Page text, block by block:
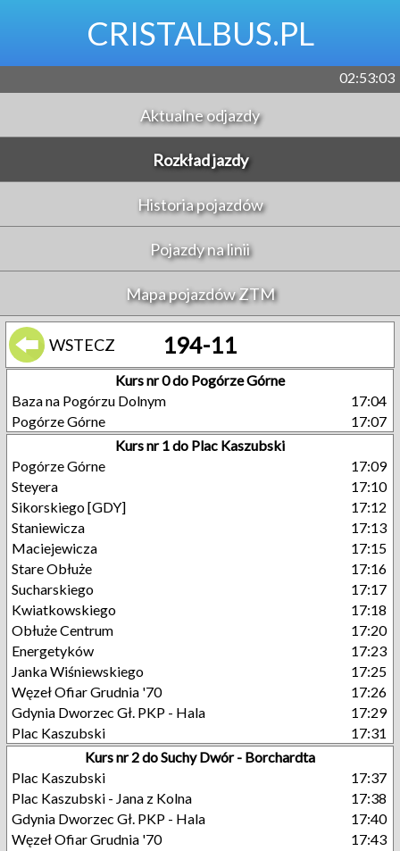
CRISTALBUS.PL
02:53:03
Aktualne odjazdy
Rozkład jazdy
Historia pojazdów
Pojazdy na linii
Mapa pojazdów ZTM
WSTECZ 194-11
Kurs nr 0 do Pogórze Górne
Baza na Pogórzu Dolnym
17:04
Pogórze Górne
17:07
Kurs nr 1 do Plac Kaszubski
Pogórze Górne
17:09
Steyera
17:10
Sikorskiego [GDY]
17:12
Staniewicza
17:13
Maciejewicza
17:15
Stare Obłuże
17:16
Sucharskiego
17:17
Kwiatkowskiego
17:18
Obłuże Centrum
17:20
Energetyków
17:23
Janka Wiśniewskiego
17:25
Węzeł Ofiar Grudnia '70
17:26
Gdynia Dworzec Gł. PKP - Hala
17:29
Plac Kaszubski
17:31
Kurs nr 2 do Suchy Dwór - Borchardta
Plac Kaszubski
17:37
Plac Kaszubski - Jana z Kolna
17:38
Gdynia Dworzec Gł. PKP - Hala
17:40
Węzeł Ofiar Grudnia '70
17:43